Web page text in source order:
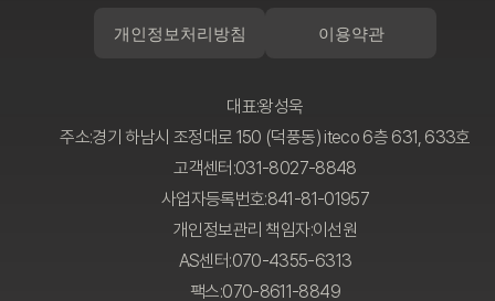
개인정보처리방침 이용약관
대표:왕성욱
주소:경기 하남시 조정대로 150 (덕풍동) iteco 6층 631, 633호
고객센터:031-8027-8848
사업자등록번호:841-81-01957
개인정보관리 책임자:이선원
AS센터:070-4355-6313
팩스:070-8611-8849